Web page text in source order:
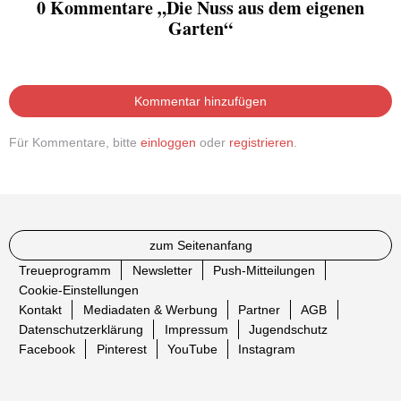
0 Kommentare „Die Nuss aus dem eigenen
Garten“
Kommentar hinzufügen
Für Kommentare, bitte einloggen oder registrieren.
zum Seitenanfang
Treueprogramm
Newsletter
Push-Mitteilungen
Cookie-Einstellungen
Kontakt
Mediadaten & Werbung Partner
AGB
Datenschutzerklärung
Impressum
Jugendschutz
Facebook
Pinterest YouTube Instagram